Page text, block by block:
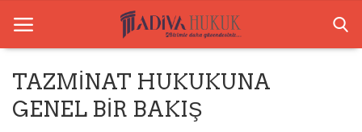
Anasayfa
TAZMİNAT HUKUKUNA
GENEL BİR BAKIŞ